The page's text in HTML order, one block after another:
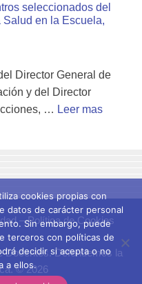
seleccionados del
en la Escuela,
Director General de
y del Director
… Leer mas
–Política de Cookies
Docentes. Defendemos la
© 2026
cookies propias con
datos de carácter personal
Sin embargo, puede
terceros con políticas de
decidir si acepta o no
a ellos.